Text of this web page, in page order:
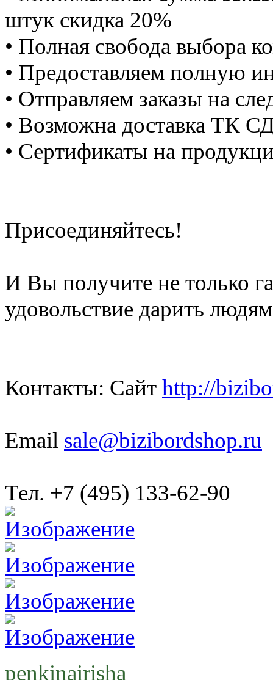
штук скидка 20%
• Полная свобода выбора
• Предоставляем полную
• Отправляем заказы на
• Возможна доставка ТК
• Сертификаты на
Присоединяйтесь!
И Вы получите не только
удовольствие дарить
Контакты: Сайт http://
Email sale@bizibordshop.ru
Тел. +7 (495) 133-62-90
penkinairisha